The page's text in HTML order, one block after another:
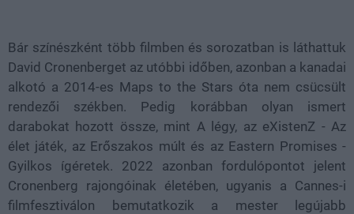
Bár színészként több filmben és sorozatban is láthattuk
David Cronenberget az utóbbi időben, azonban a kanadai
alkotó a 2014-es Maps to the Stars óta nem csücsült
rendezői székben. Pedig korábban olyan ismert
darabokat hozott össze, mint A légy, az eXistenZ - Az
élet játék, az Erőszakos múlt és az Eastern Promises -
Gyilkos ígéretek. 2022 azonban fordulópontot jelent
Cronenberg rajongóinak életében, ugyanis a Cannes-i
filmfesztiválon bemutatkozik a mester legújabb